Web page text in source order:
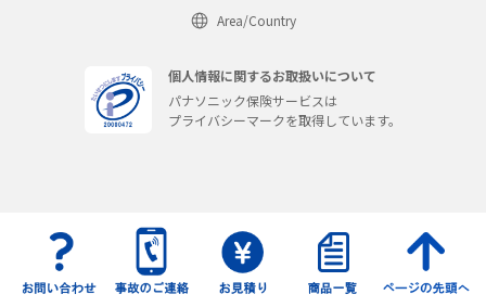
Area/Country
個人情報に関するお取扱いについて
パナソニック保険サービスは
プライバシーマークを取得しています。